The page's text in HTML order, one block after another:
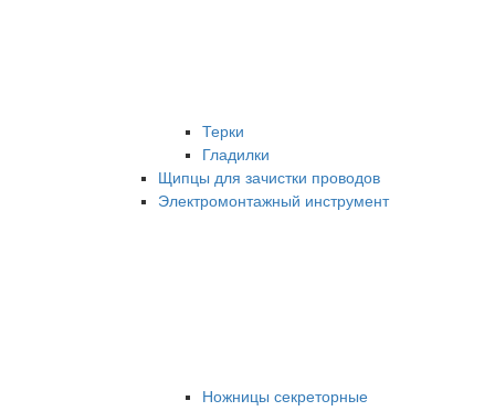
Терки
Гладилки
Щипцы для зачистки проводов
Электромонтажный инструмент
Ножницы секреторные